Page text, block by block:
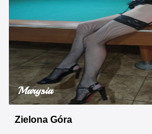
Marysia
Zielona Góra